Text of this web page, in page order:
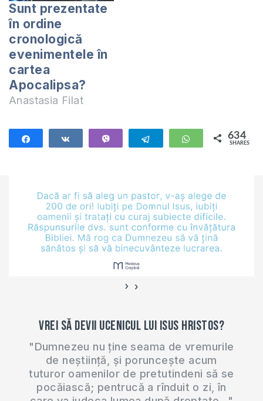
Sunt prezentate
în ordine
cronologică
evenimentele în
cartea
Apocalipsa?
Anastasia Filat
Telegram WhatsApp
634
SHARES
‹ ›
Vrei să devii ucenicul lui Isus Hristos?
"Dumnezeu nu ține seama de vremurile
de neștiință, și poruncește acum
tuturor oamenilor de pretutindeni să se
pocăiască; pentrucă a rînduit o zi, în